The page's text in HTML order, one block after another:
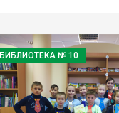
БИБЛИОТЕКА № 10